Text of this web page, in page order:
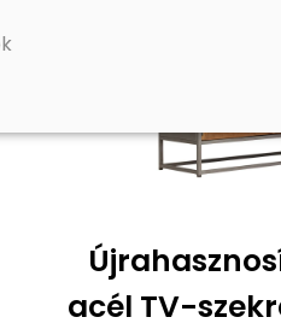
acél TV-